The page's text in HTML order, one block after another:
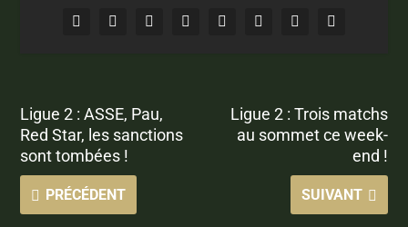
Ligue 2 : ASSE, Pau,
Red Star, les sanctions
sont tombées !
PRÉCÉDENT
Ligue 2 : Trois matchs
au sommet ce week-
end !
SUIVANT